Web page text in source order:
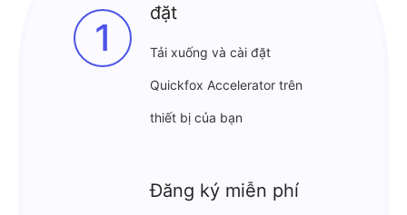
1
đặt
Tải xuống và cài đặt
Quickfox Accelerator trên
thiết bị của bạn
Đăng ký miễn phí